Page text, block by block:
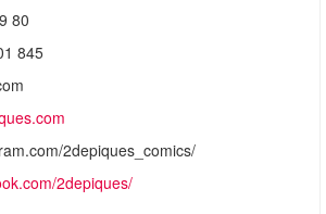
80
845
2depiques_comics/
2depiques/